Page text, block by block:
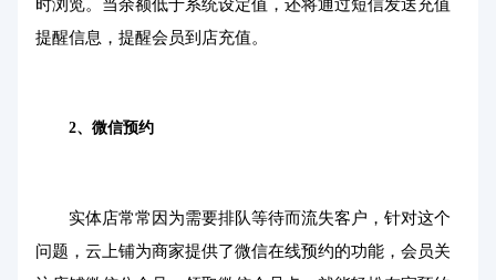
时浏览。当余额低于系统设定值，还将通过短信发送充值
提醒信息，提醒会员到店充值。
2、微信预约
实体店常常因为需要排队等待而流失客户，针对这个
问题，云上铺为商家提供了微信在线预约的功能，会员关